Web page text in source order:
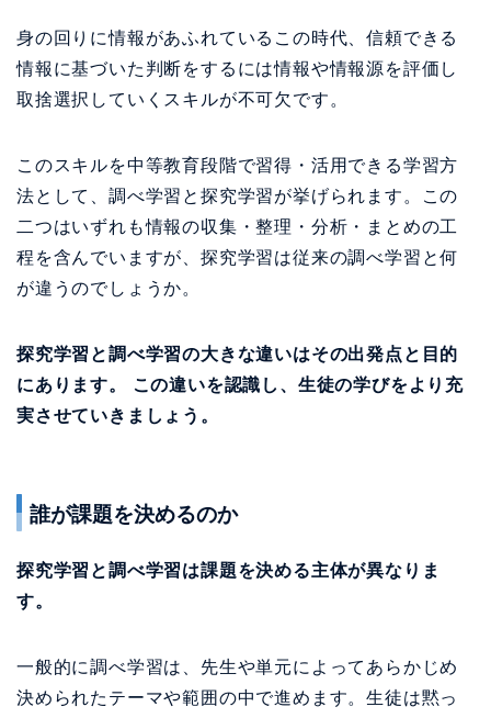
身の回りに情報があふれているこの時代、信頼できる
情報に基づいた判断をするには情報や情報源を評価し
取捨選択していくスキルが不可欠です。
このスキルを中等教育段階で習得・活用できる学習方
法として、調べ学習と探究学習が挙げられます。この
二つはいずれも情報の収集・整理・分析・まとめの工
程を含んでいますが、探究学習は従来の調べ学習と何
が違うのでしょうか。
探究学習と調べ学習の大きな違いはその出発点と目的
にあります。 この違いを認識し、生徒の学びをより充
実させていきましょう。
誰が課題を決めるのか
探究学習と調べ学習は課題を決める主体が異なりま
す。
一般的に調べ学習は、先生や単元によってあらかじめ
決められたテーマや範囲の中で進めます。生徒は黙っ